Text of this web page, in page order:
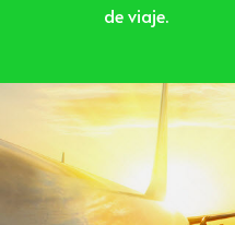
de viaje.